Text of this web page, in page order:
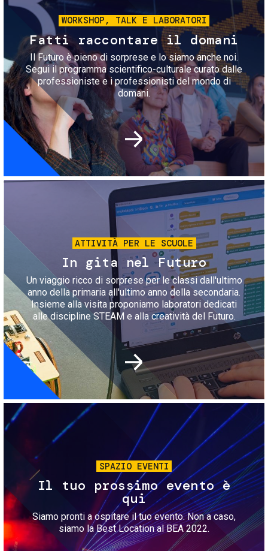
WORKSHOP, TALK E LABORATORI
Fatti raccontare il domani
Il Futuro è pieno di sorprese e lo siamo anche noi.
Segui il programma scientifico-culturale curato dalle
professioniste e i professionisti del mondo di
domani.
Immagine
ATTIVITÀ PER LE SCUOLE
In gita nel Futuro
Un viaggio ricco di sorprese per le classi dall'ultimo
anno della primaria all'ultimo anno della secondaria.
Insieme alla visita proponiamo laboratori dedicati
alle discipline STEAM e alla creatività del Futuro.
Immagine
SPAZIO EVENTI
Il tuo prossimo evento è
qui
Siamo pronti a ospitare il tuo evento. Non a caso,
siamo la Best Location al BEA 2022.